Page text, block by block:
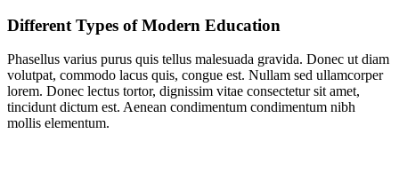
Different Types of Modern Education
Phasellus varius purus quis tellus malesuada gravida. Donec ut diam
volutpat, commodo lacus quis, congue est. Nullam sed ullamcorper
lorem. Donec lectus tortor, dignissim vitae consectetur sit amet,
tincidunt dictum est. Aenean condimentum condimentum nibh
mollis elementum.